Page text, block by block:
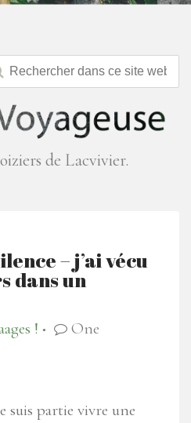
de Lacvivier.
– j’ai vécu
dans un
! ●
One
suis partie vivre une